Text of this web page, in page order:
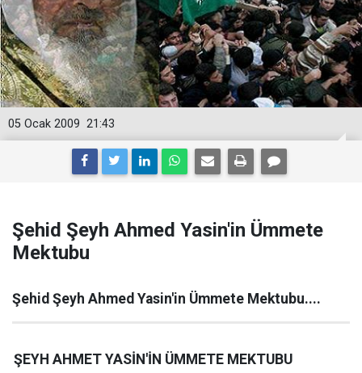
21:43
05 Ocak 2009
Şehid Şeyh Ahmed Yasin'in Ümmete
Mektubu
Şehid Şeyh Ahmed Yasin'in Ümmete Mektubu....
ŞEYH AHMET YASİN'İN ÜMMETE MEKTUBU